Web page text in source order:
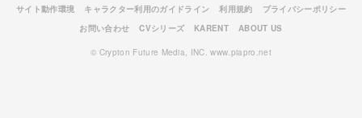
サイト動作環境 キャラクター利用のガイドライン 利用規約
プライバシーポリシー
お問い合わせ
CVシリーズ KARENT ABOUT US
© Crypton Future Media, INC. www.piapro.net